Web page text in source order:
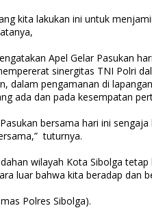
kita lakukan ini untuk
Apel Gelar Pasukan
sinergitas TNI Polri
dalam pengamanan di
ada dan pada kesempatan
Pasukan bersama hari ini
tuturnya.
wilayah Kota Sibolga
luar bahwa kita beradap dan
Polres Sibolga).